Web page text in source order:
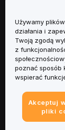
Informacje
Usługi
Obsługa
Informacje
Używamy
działania i
Twoją zgodą
z
poznać sposób
wspierać
Akceptuj
pliki